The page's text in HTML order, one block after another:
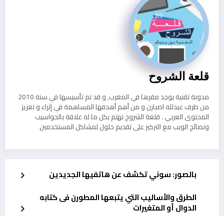
قلعة الشروح
مدونة تقنية يوجد مقرها في المغرب, و قد تم تأسيسها في سنة 2010
من طرف عبدلله اصبارن و من أهم أهدفها المساهمة في إثراء و تعزيز
المحتوى العربي . قلعة الشروح تهتم بكل ما له علاقة بالحواسيب
ونصائح الويب مع التركيز على تقديم حلول لمشاكل المستخدمين
بالصور: سوني تكشف عن هاتفيها الجديدين
الطرق والأساليب التي يتبعها المطورن فى كتابه
الدوال أو المتغيرات